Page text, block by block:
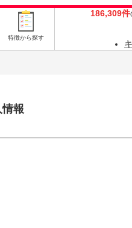
特徴から探す
186,309件
報